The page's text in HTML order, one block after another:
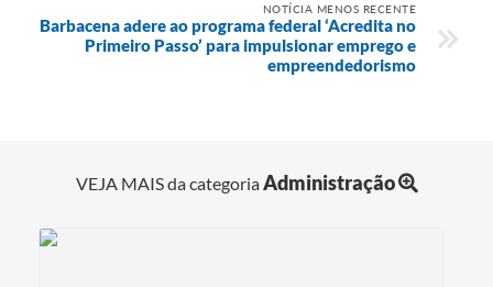
NOTÍCIA MENOS RECENTE
Barbacena adere ao programa federal ‘Acredita no
Primeiro Passo’ para impulsionar emprego e
empreendedorismo
VEJA MAIS da categoriaAdministração